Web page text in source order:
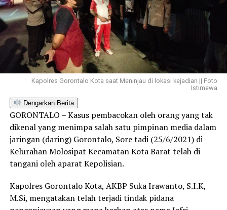
Kapolres Gorontalo Kota saat Meninjau di lokasi kejadian || Foto
Istimewa
Dengarkan Berita
GORONTALO – Kasus pembacokan oleh orang yang tak
dikenal yang menimpa salah satu pimpinan media dalam
jaringan (daring) Gorontalo, Sore tadi (25/6/2021) di
Kelurahan Molosipat Kecamatan Kota Barat telah di
tangani oleh aparat Kepolisian.
Kapolres Gorontalo Kota, AKBP Suka Irawanto, S.I.K,
M.Si, mengatakan telah terjadi tindak pidana